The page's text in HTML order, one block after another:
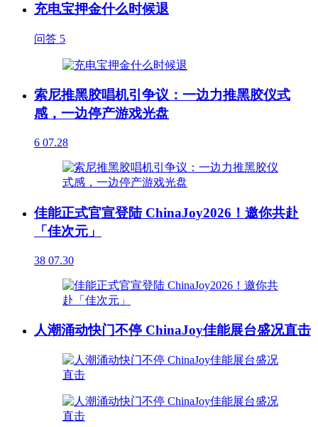
充电宝押金什么时候退
问答 5
索尼推黑胶唱机引争议：一边力推黑胶仪式
感，一边停产游戏光盘
6 07.28
佳能正式官宣登陆 ChinaJoy2026！邀你共赴
「佳次元」
38 07.30
人潮涌动快门不停 ChinaJoy佳能展台盛况直击